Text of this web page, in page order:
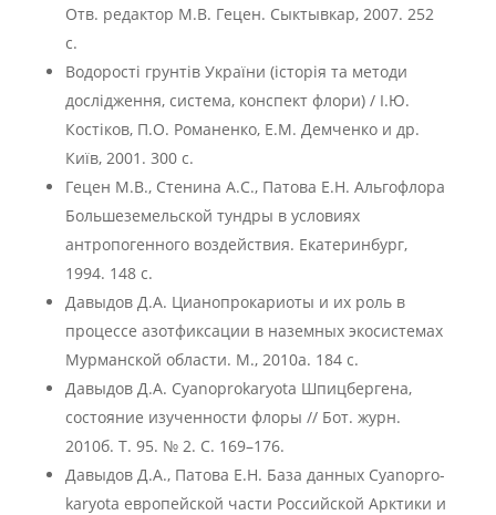
Отв. редактор М.В. Гецен. Сыктывкар, 2007. 252
с.
Водоростi грунтiв Украïни (iсторiя та методи
дослiдження, система, конспект флори) / I.Ю.
Костiков, П.О. Романенко, Е.М. Демченко и др.
Киïв, 2001. 300 с.
Гецен М.В., Стенина А.С., Патова Е.Н. Альгофлора
Большеземельской тундры в условиях
антропогенного воздействия. Екатеринбург,
1994. 148 с.
Давыдов Д.А. Цианопрокариоты и их роль в
процессе азотфиксации в наземных экосистемах
Мурманской области. М., 2010а. 184 с.
Давыдов Д.А. Cyanoprokaryota Шпицбергена,
состояние изученности флоры // Бот. журн.
2010б. Т. 95. № 2. С. 169–176.
Давыдов Д.А., Патова Е.Н. База данных Cyanopro-
karyota европейской части Российской Арктики и